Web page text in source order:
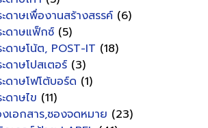
ดาษเพื่องานสร้างสรรค์ (6)
ดาษแฟ็กซ์ (5)
ดาษโน้ต, POST-IT (18)
ดาษโปสเตอร์ (3)
ดาษโฟโต้บอร์ด (1)
ดาษไข (11)
เอกสาร,ซองจดหมาย (23)